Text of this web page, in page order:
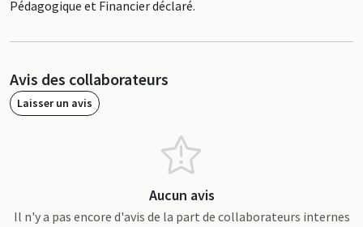
Pédagogique et Financier déclaré.
Avis des collaborateurs
Laisser un avis
Aucun avis
Il n'y a pas encore d'avis de la part de collaborateurs internes